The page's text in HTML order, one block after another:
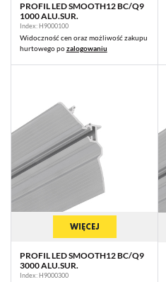
PROFIL LED SMOOTH12 BC/Q9
1000 ALU.SUR.
Index: H9000100
Widoczność cen oraz możliwość zakupu
hurtowego pozalogowaniu
WIĘCEJ
PROFIL LED SMOOTH12 BC/Q9
3000 ALU.SUR.
Index: H9000300